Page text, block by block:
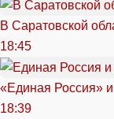
В Саратовской
18:45
«Единая Россия»
18:39